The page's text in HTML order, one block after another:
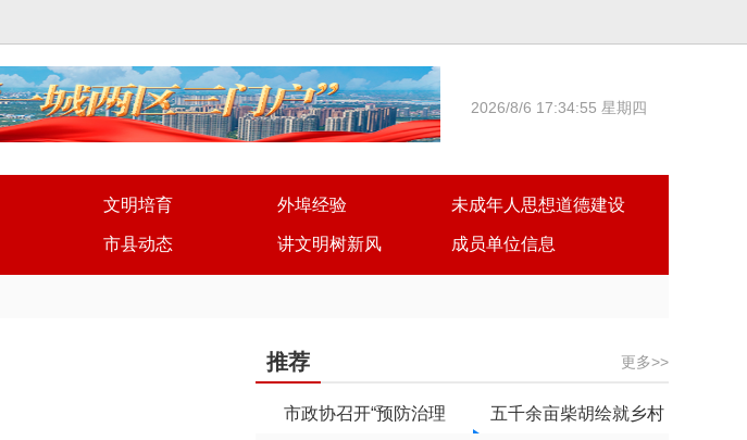
2026/8/6 17:34:56 星期四
文明培育
市县动态
外埠经验
讲文明树新风
未成年人思想道德建设
成员单位信息
推荐 更多>>
市政协召开“预防治理 五千余亩柴胡绘就乡村